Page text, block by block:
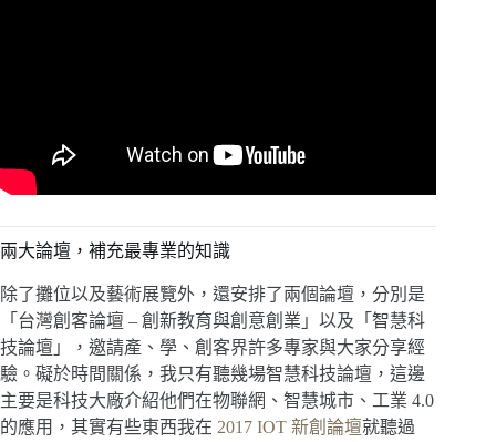
兩大論壇，補充最專業的知識
除了攤位以及藝術展覽外，還安排了兩個論壇，分別是
「台灣創客論壇 – 創新教育與創意創業」以及「智慧科
技論壇」，邀請產、學、創客界許多專家與大家分享經
驗。礙於時間關係，我只有聽幾場智慧科技論壇，這邊
主要是科技大廠介紹他們在物聯網、智慧城市、工業 4.0
的應用，其實有些東西我在 2017 IOT 新創論壇就聽過